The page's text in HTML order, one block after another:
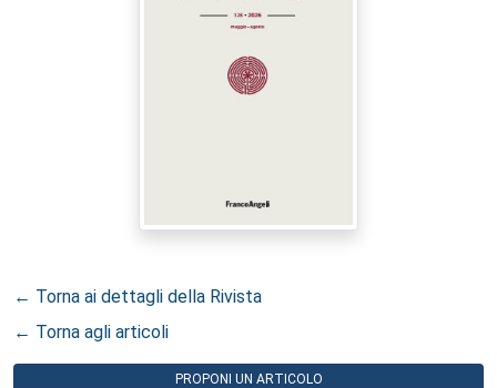
← Torna ai dettagli della Rivista
← Torna agli articoli
PROPONI UN ARTICOLO